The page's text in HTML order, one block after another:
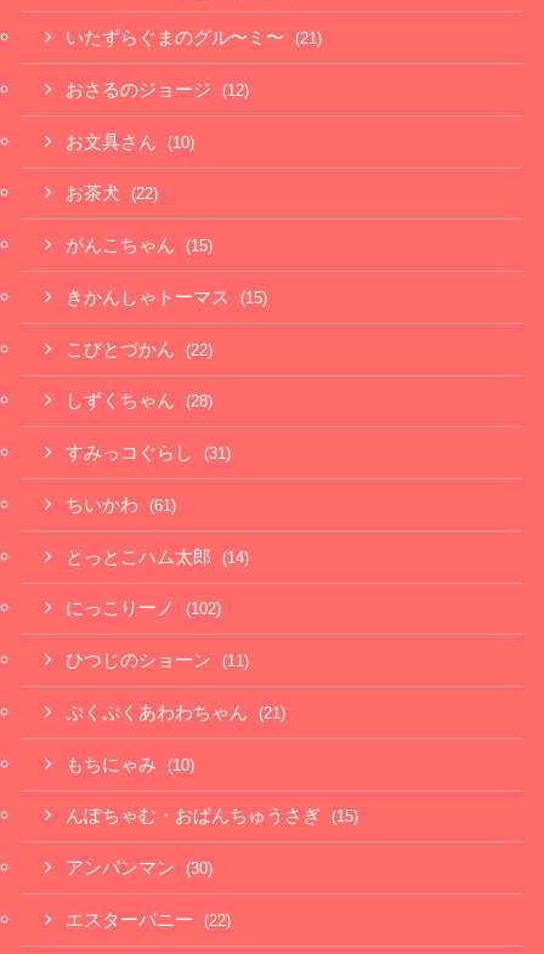
いたずらぐまのグル〜ミ〜 (21)
おさるのジョージ (12)
お文具さん (10)
お茶犬 (22)
がんこちゃん (15)
きかんしゃトーマス (15)
こびとづかん (22)
しずくちゃん (28)
すみっコぐらし (31)
ちいかわ (61)
とっとこハム太郎 (14)
にっこりーノ (102)
ひつじのショーン (11)
ぷくぷくあわわちゃん (21)
もちにゃみ (10)
んぽちゃむ・おぱんちゅうさぎ (15)
アンパンマン (30)
エスターバニー (22)